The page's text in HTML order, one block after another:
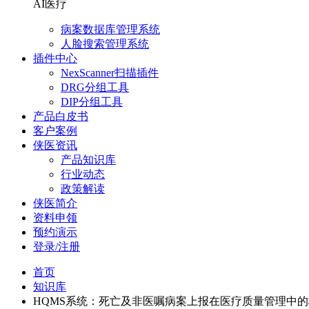
AI医疗
病案数据库管理系统
人脸搜索管理系统
插件中心
NexScanner扫描插件
DRG分组工具
DIP分组工具
产品白皮书
客户案例
侠医资讯
产品知识库
行业动态
政策解读
侠医简介
资料申领
预约演示
登录/注册
首页
知识库
HQMS系统：死亡及非医嘱病案上报在医疗质量管理中